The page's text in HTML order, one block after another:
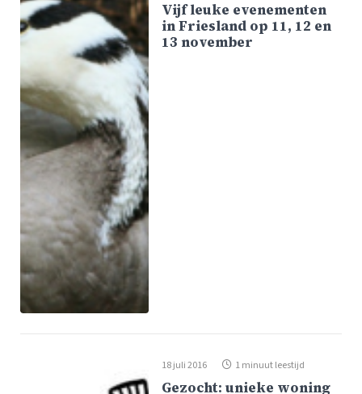
Vijf leuke evenementen
in Friesland op 11, 12 en
13 november
18 juli 2016 1 minuut leestijd
Gezocht: unieke woning